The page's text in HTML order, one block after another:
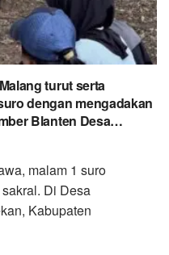
turut serta
dengan mengadakan
Blanten Desa
malam 1 suro
Di Desa
Kabupaten